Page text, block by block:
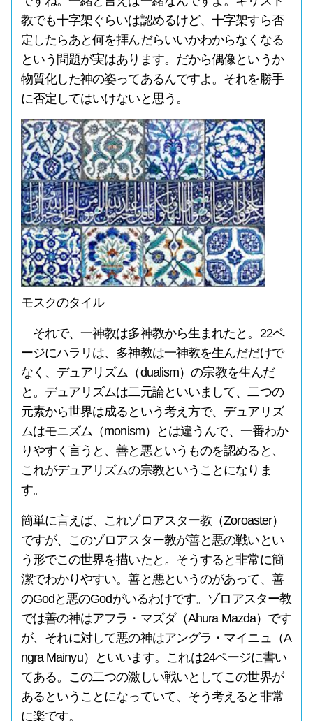
教でも十字架ぐらいは認めるけど、十字架すら否
定したらあと何を拝んだらいいかわからなくなる
という問題が実はあります。だから偶像というか
物質化した神の姿ってあるんですよ。それを勝手
に否定してはいけないと思う。
モスクのタイル
それで、一神教は多神教から生まれたと。22ペ
ージにハラリは、多神教は一神教を生んだだけで
なく、デュアリズム（dualism）の宗教を生んだ
と。デュアリズムは二元論といいまして、二つの
元素から世界は成るという考え方で、デュアリズ
ムはモニズム（monism）とは違うんで、一番わか
りやすく言うと、善と悪というものを認めると、
これがデュアリズムの宗教ということになりま
す。
簡単に言えば、これゾロアスター教（Zoroaster）
ですが、このゾロアスター教が善と悪の戦いとい
う形でこの世界を描いたと。そうすると非常に簡
潔でわかりやすい。善と悪というのがあって、善
のGodと悪のGodがいるわけです。ゾロアスター教
では善の神はアフラ・マズダ（Ahura Mazda）です
が、それに対して悪の神はアングラ・マイニュ（A
ngra Mainyu）といいます。これは24ページに書い
てある。この二つの激しい戦いとしてこの世界が
あるということになっていて、そう考えると非常
に楽です。